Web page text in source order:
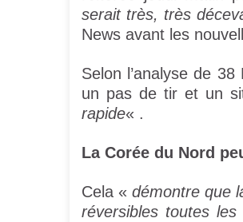
serait très, très
News avant les
Selon l’analyse de
un pas de tir et un
rapide« .
La Corée du Nord
Cela «démontre que
réversibles toutes